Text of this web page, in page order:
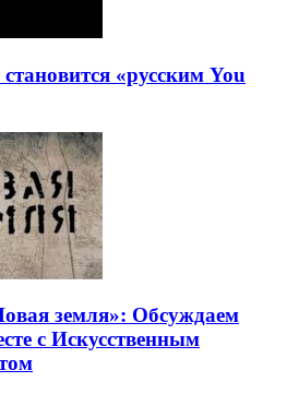
«русским You
земля»: Обсуждаем
с Искусственным